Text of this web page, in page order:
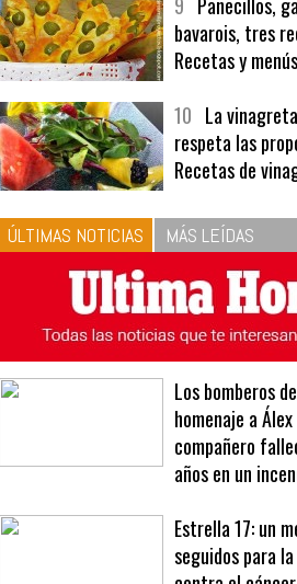
bavarois, tres
Recetas y
respeta las
Recetas de
ÚLTIMAS NOTICIAS MÁS LEÍDAS
Los bomberos
compañero
años en un